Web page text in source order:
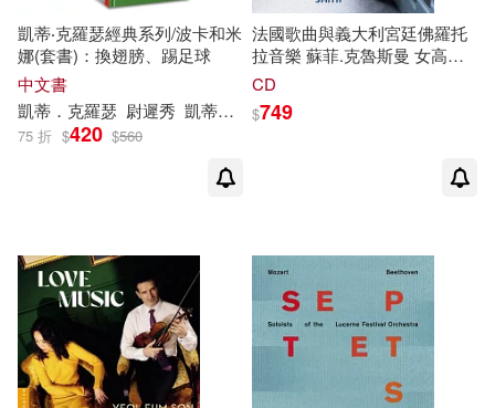
凱蒂‧克羅瑟經典系列/波卡和米
娜(套書)：換翅膀、踢足球
中文書
凱蒂．克羅瑟 尉遲秀 凱蒂．克羅瑟（Kitty Crowther）
75 折 $420 $560
法國歌曲與義大利宮廷佛羅托
拉音樂 蘇菲.克魯斯曼 女高音
霍普金森.史密斯 魯特琴
Hopkinson Smith / Chansons
CD
$749